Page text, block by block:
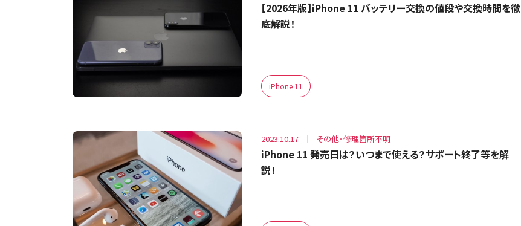
【2026年版】iPhone 11 バッテリー交換の値段や交換時間を徹
底解説！
iPhone 11
2023.10.17 その他・修理箇所不明
iPhone 11 発売日は？いつまで使える？サポート終了等を解
説！